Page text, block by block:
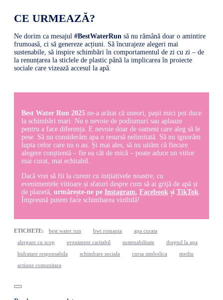
CE URMEAZĂ?
Ne dorim ca mesajul #BestWaterRun să nu rămână doar o amintire
frumoasă, ci să genereze acțiuni. Să încurajeze alegeri mai
sustenabile, să inspire schimbări în comportamentul de zi cu zi – de
la renunțarea la sticlele de plastic până la implicarea în proiecte
sociale care vizează accesul la apă.
Best Water Run 2025 ne-a arătat că uneori, pașii mici pot duce
la schimbări mari. Nu e nevoie de podiumuri sau aplauze
pentru a face diferența. E nevoie doar de oameni care aleg să le
pese. Să nu considerăm apa o resursă nelimitată. Să nu ignorăm
lupta celor care nu o au. Și mai ales, să nu uităm că fiecare
alegere conștientă – fie ea cât de mică – poate aduce un viitor
mai curat, mai echitabil.
Dacă vrei să fii la curent cu inițiativele noastre, cu
evenimentele viitoare și sfaturi despre cum să ai grijă de apă și
de planetă, urmărește-ne pe Instagram, Facebook și TikTok
Împreună putem face schimbarea vizibilă!
ETICHETE: best water run bwt romania
apa curata
alergare cu scop
eveniment caritabil sustenabilitate
dreptul la apa
hidratare responsabila
schimbare sociala cursa simbolica
mediu
actiune comunitara